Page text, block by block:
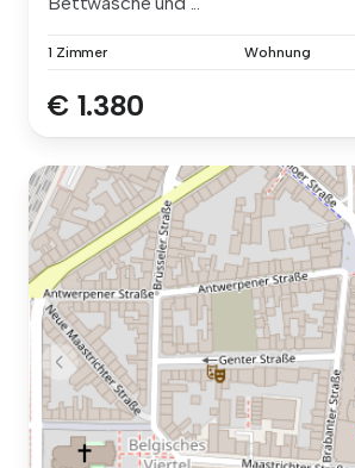
1 Zimmer Wohnung
€ 1.380